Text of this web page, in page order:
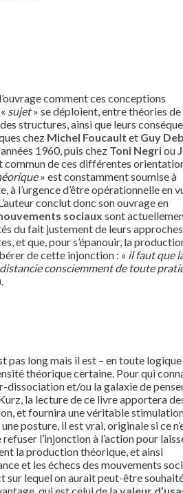
comment ces conceptions
sujet» se déploient, entre théories de
structures, ainsi que leurs
chez Michel Foucault et Guy
1960, puis chez Toni Negriou
commun de ces différentes
» est constamment soumise à
à l’urgence d’être opérationnelle en
conclut donc son ouvrage en
sociaux sont
du fait justement de leurs approches
et que, pour s’épanouir, la
de cette injonction : « il faut que
consciemment de toute
pas long mais il est – en toute logique
théorique certaine. Pour qui
dissociation et/ou la galaxie de
la lecture de ce livre apportera
et fournira une véritable
posture, il est vrai, originale si ce
l’injonction à l’action pour
la production théorique, et ainsi
et les échecs des mouvements
sur lequel on aurait peut-être